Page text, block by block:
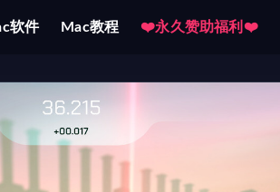
软件 Mac教程
❤️永久赞助福利❤️